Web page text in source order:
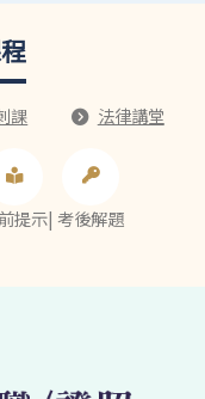
課 法律講堂
提示| 考後解題